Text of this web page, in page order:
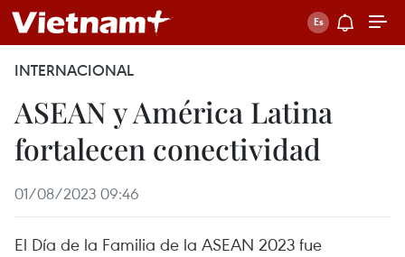
INTERNACIONAL
ASEAN y América Latina
fortalecen conectividad
01/08/2023 09:46
El Día de la Familia de la ASEAN 2023 fue